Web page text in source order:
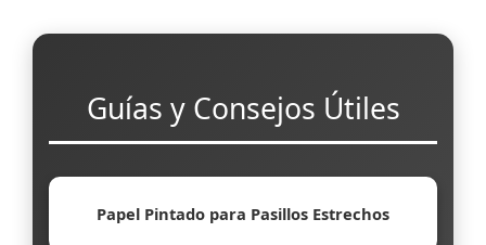
Guías y Consejos Útiles
Papel Pintado para Pasillos Estrechos